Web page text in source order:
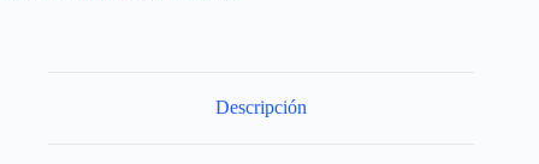
Descripción